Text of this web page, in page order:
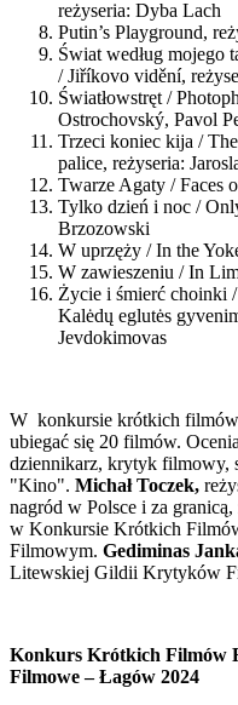
reżyseria: Dyba Lach
Putin’s Playground,
Świat według mojego
/ Jiříkovo vidění,
Światłowstręt /
Ostrochovský, Pavol
Trzeci koniec kija /
palice, reżyseria:
Twarze Agaty / Faces
Tylko dzień i noc /
Brzozowski
W uprzęży / In the
W zawieszeniu / In
Życie i śmierć choinki
Kalėdų eglutės
Jevdokimovas
W konkursie krótkich filmów
ubiegać się 20 filmów.
dziennikarz, krytyk filmowy,
"Kino". Michał Toczek,
nagród w Polsce i za
w Konkursie Krótkich
Filmowym. Gediminas
Litewskiej Gildii Krytyków
Konkurs Krótkich Filmów
Filmowe – Łagów 2024